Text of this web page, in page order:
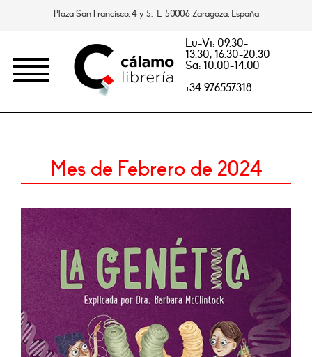
Plaza San Francisco, 4 y 5. E-50006 Zaragoza, España
Lu-Vi: 09.30-
13.30, 16.30-20.30
Sa: 10.00-14.00
+34 976557318
Mes de Febrero de 2024